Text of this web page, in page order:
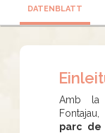
DATENBLATT
Amb la
parc